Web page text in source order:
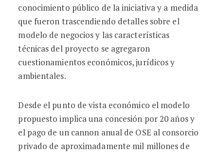
conocimiento público de la iniciativa y a medida
que fueron trascendiendo detalles sobre el
modelo de negocios y las características
técnicas del proyecto se agregaron
cuestionamientos económicos, jurídicos y
ambientales.
Desde el punto de vista económico el modelo
propuesto implica una concesión por 20 años y
el pago de un cannon anual de OSE al consorcio
privado de aproximadamente mil millones de